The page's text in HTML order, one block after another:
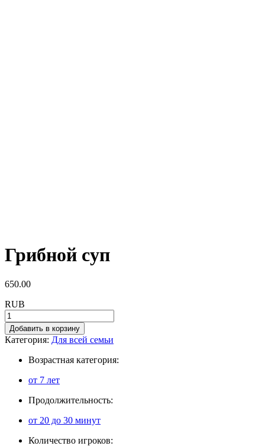
Грибной суп
650.00
RUB
Добавить в корзину
Категория: Для всей семьи
Возрастная категория:
от 7 лет
Продолжительность:
от 20 до 30 минут
Количество игроков: